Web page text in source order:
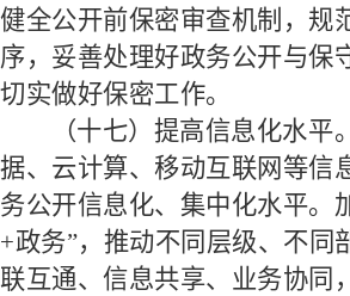
健全公开前保密审查机制，规
序，妥善处理好政务公开与保
切实做好保密工作。
（十七）提高信息化水平
据、云计算、移动互联网等信
务公开信息化、集中化水平。
+政务”，推动不同层级、不同
联互通、信息共享、业务协同